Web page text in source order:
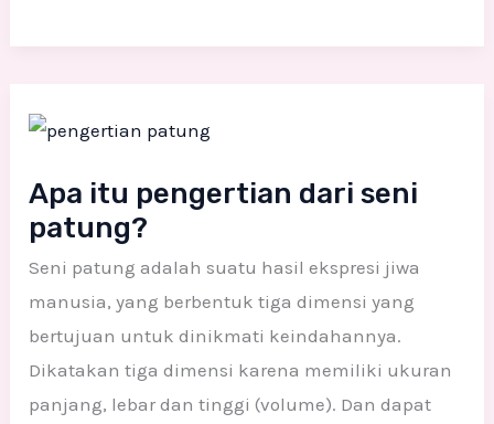
Apa itu pengertian dari seni
patung?
Seni patung adalah suatu hasil ekspresi jiwa
manusia, yang berbentuk tiga dimensi yang
bertujuan untuk dinikmati keindahannya.
Dikatakan tiga dimensi karena memiliki ukuran
panjang, lebar dan tinggi (volume). Dan dapat
itu
dari
seni
patung?